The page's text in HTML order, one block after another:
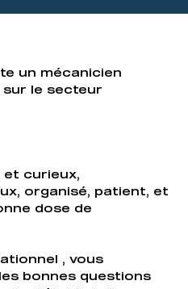
un mécanicien
le secteur
et curieux,
organisé, patient, et
dose de
, vous
bonnes questions